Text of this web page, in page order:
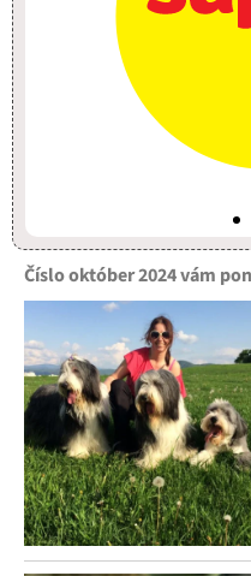
Číslo október 2024 vám